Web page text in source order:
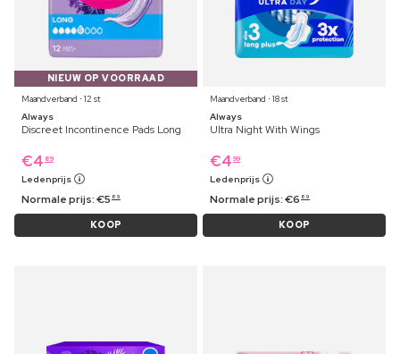
NIEUW OP VOORRAAD
Maandverband ⋅ 12 st
Always
Discreet Incontinence Pads Long
€4 89
Ledenprijs
Normale prijs:€5 89
KOOP
Maandverband ⋅ 18 st
Always
Ultra Night With Wings
€4 99
Ledenprijs
Normale prijs:€6 89
KOOP